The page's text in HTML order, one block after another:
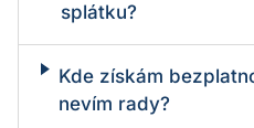
splátku?
Kde získám
nevím rady?